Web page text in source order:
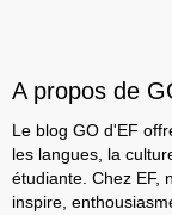
A propos de
Le blog GO d'EF
les langues, la
étudiante. Chez EF,
inspire,